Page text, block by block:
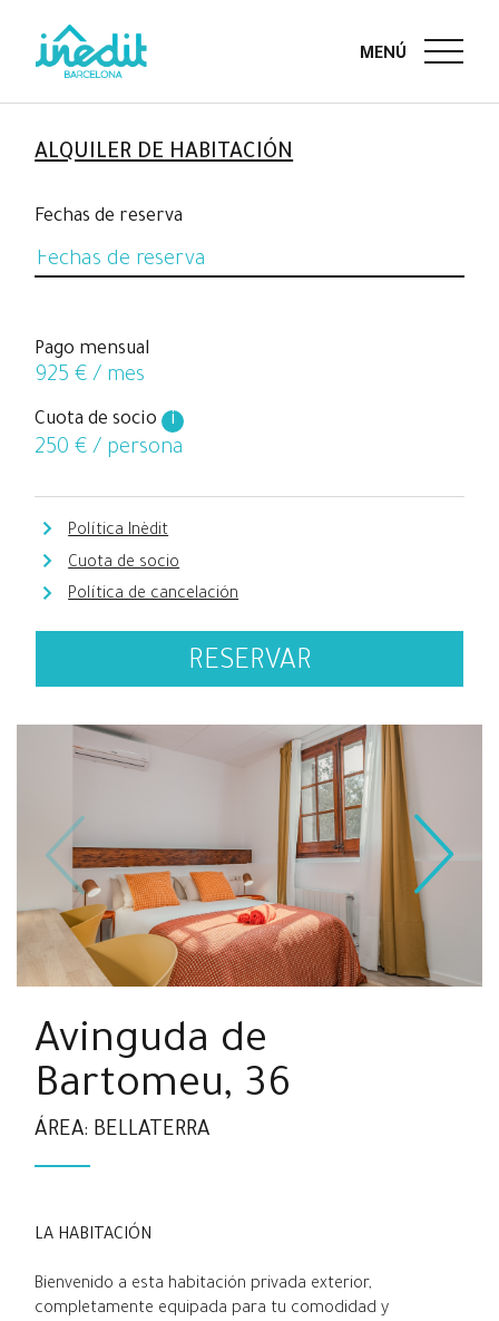
Avinguda de
Bartomeu, 36
ÁREA: BELLATERRA
LA HABITACIÓN
Bienvenido a esta habitación privada exterior,
completamente equipada para tu comodidad y
ALQUILER DE HABITACIÓN
Fechas de reserva
Pago mensual
925 € / mes
Cuota de socio i
250 € / persona
Política Inèdit
Cuota de socio
Política de cancelación
RESERVAR